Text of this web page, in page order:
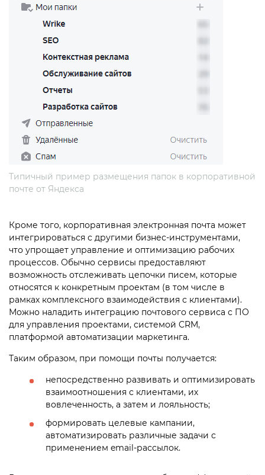
Типичный пример размещения папок в корпоративной
почте от Яндекса
Кроме того, корпоративная электронная почта может
интегрироваться с другими бизнес-инструментами,
что упрощает управление и оптимизацию рабочих
процессов. Обычно сервисы предоставляют
возможность отслеживать цепочки писем, которые
относятся к конкретным проектам (в том числе в
рамках комплексного взаимодействия с клиентами).
Можно наладить интеграцию почтового сервиса с ПО
для управления проектами, системой CRM,
платформой автоматизации маркетинга.
Таким образом, при помощи почты получается:
непосредственно развивать и оптимизировать
взаимоотношения с клиентами, их
вовлеченность, а затем и лояльность;
формировать целевые кампании,
автоматизировать различные задачи с
применением email-рассылок.